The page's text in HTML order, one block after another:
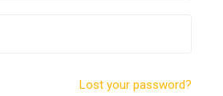
Lost your password?